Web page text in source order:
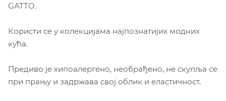
GATTO.
Користи се у колекцијама најпознатијих модних
кућа.
Предиво је хипоалергено, необрађено, не скупља се
при прању и задржава свој облик и еластичност.